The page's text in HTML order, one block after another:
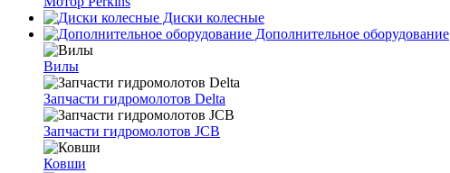
Диски колесные
Дополнительное оборудование
Вилы
Запчасти гидромолотов Delta
Запчасти гидромолотов JCB
Ковши